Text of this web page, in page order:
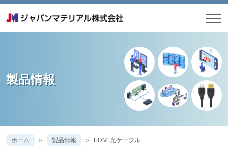
製品情報
ホーム 製品情報 HDMI光ケーブル